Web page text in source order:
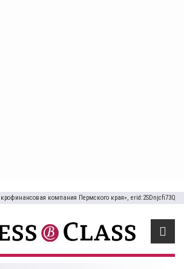
компания Пермского края», erid:2SDnjcfi73Q